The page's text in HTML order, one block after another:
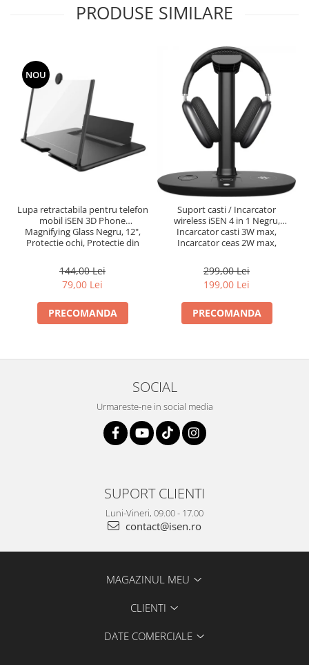
PRODUSE SIMILARE
NOU
Lupa retractabila pentru telefon
mobil iSEN 3D Phone
Magnifying Glass Negru, 12",
Protectie ochi, Protectie din
144,00 Lei
79,00 Lei
PRECOMANDA
Suport casti / Incarcator
wireless iSEN 4 in 1 Negru,
Incarcator casti 3W max,
Incarcator ceas 2W max,
299,00 Lei
199,00 Lei
PRECOMANDA
SOCIAL
Urmareste-ne in social media
SUPORT CLIENTI
Luni-Vineri, 09.00 - 17.00
contact@isen.ro
MAGAZINUL MEU
CLIENTI
DATE COMERCIALE